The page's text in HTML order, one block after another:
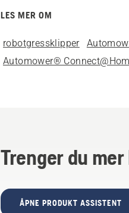
LES MER OM
robotgressklipper
Automower®
Trenger du
ÅPNE PRODUKT ASSISTENT